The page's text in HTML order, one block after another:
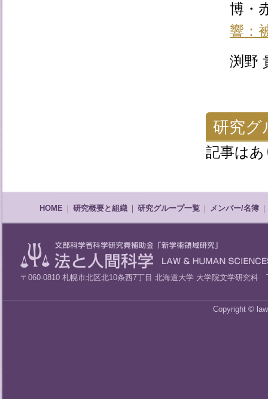
博・
響：
渕
研究グ
記事は
HOME ｜ 研究概要と組織 ｜ 研究グループ一覧 ｜ メンバー/名簿 ｜
〒060-0810 札幌市北区北10条西7丁目 北海道大学 大学院文学研究科
Copyright ©